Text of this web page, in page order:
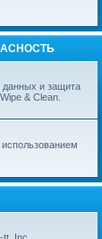
данных и защита
& Clean.